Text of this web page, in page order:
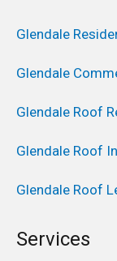
Glendale
Glendale
Glendale Roof
Glendale Roof
Glendale Roof
Services